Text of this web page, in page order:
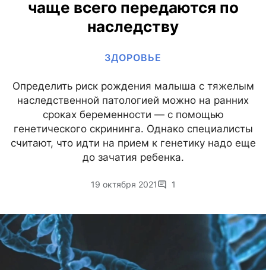
чаще всего передаются по
наследству
ЗДОРОВЬЕ
Определить риск рождения малыша с тяжелым
наследственной патологией можно на ранних
сроках беременности — с помощью
генетического скрининга. Однако специалисты
считают, что идти на прием к генетику надо еще
до зачатия ребенка.
19 октября 2021 1